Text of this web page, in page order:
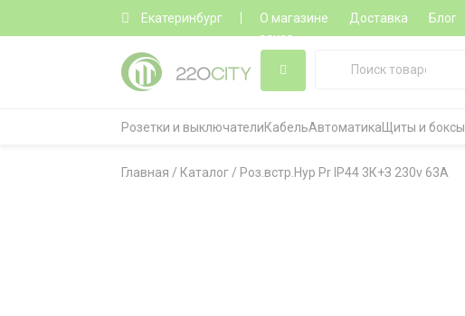
Екатеринбург О магазине Доставка Блог
заказ
Розетки и выключателиКабельАвтоматика Щиты и боксы
Главная / Каталог / Роз.встр.Hyp Pr IP44 3К+З 230v 63А